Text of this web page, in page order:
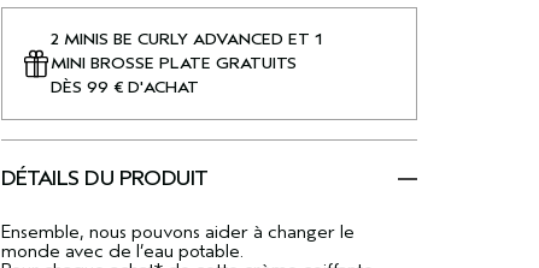
2 MINIS BE CURLY ADVANCED ET 1
MINI BROSSE PLATE GRATUITS
DÈS 99 € D'ACHAT
DÉTAILS DU PRODUIT
Ensemble, nous pouvons aider à changer le
monde avec de l’eau potable.